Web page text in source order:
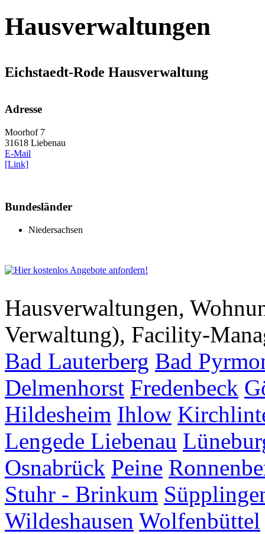
Hausverwaltungen
Eichstaedt-Rode Hausverwaltung
Adresse
Moorhof 7
31618 Liebenau
E-Mail
[Link]
Bundesländer
Niedersachsen
Hausverwaltungen,
Verwaltung), Facility-
Bad Lauterberg Bad
Delmenhorst Fredenbeck
Hildesheim Ihlow
Lengede Liebenau
Osnabrück Peine
Stuhr - Brinkum
Wildeshausen Wolfenbüttel